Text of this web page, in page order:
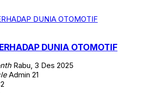
DUNIA OTOMOTIF
Rabu, 3 Des 2025
Admin 21